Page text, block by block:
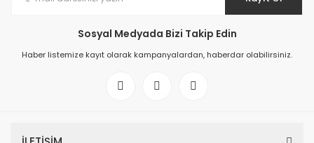
Sosyal Medyada Bizi Takip Edin
Haber listemize kayıt olarak kampanyalardan, haberdar olabilirsiniz.